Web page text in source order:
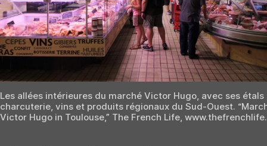
Les allées intérieures du marché Victor Hugo, avec ses étals
charcuterie, vins et produits régionaux du Sud-Ouest.
Victor Hugo in Toulouse,” The French Life,